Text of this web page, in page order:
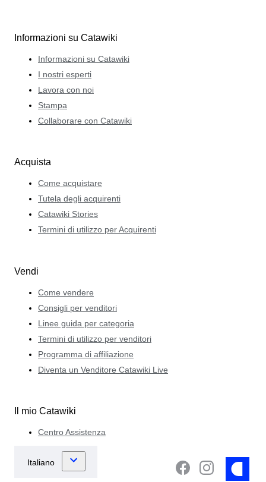
Informazioni su Catawiki
Informazioni su Catawiki
I nostri esperti
Lavora con noi
Stampa
Collaborare con Catawiki
Acquista
Come acquistare
Tutela degli acquirenti
Catawiki Stories
Termini di utilizzo per Acquirenti
Vendi
Come vendere
Consigli per venditori
Linee guida per categoria
Termini di utilizzo per venditori
Programma di affiliazione
Diventa un Venditore Catawiki Live
Il mio Catawiki
Centro Assistenza